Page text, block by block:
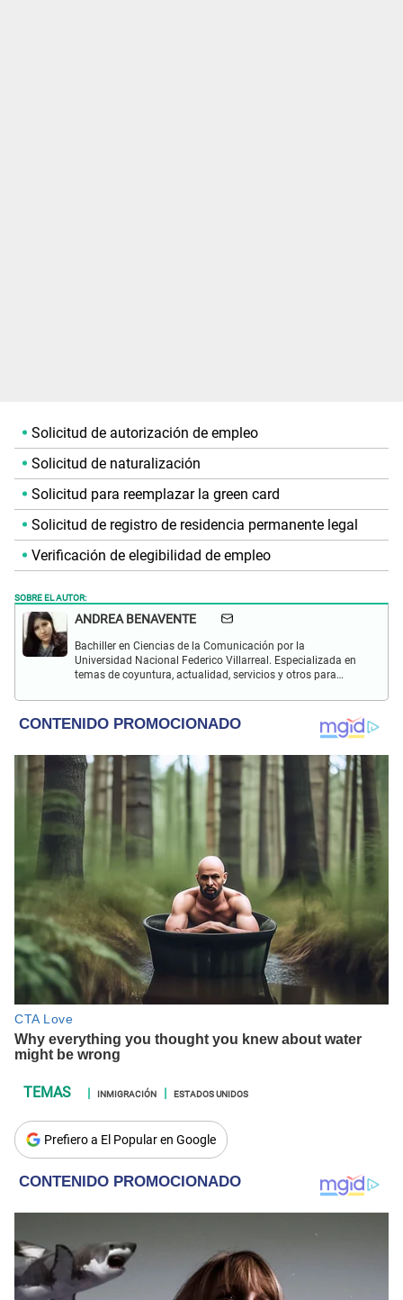
Solicitud de autorización de empleo
Solicitud de naturalización
Solicitud para reemplazar la green card
Solicitud de registro de residencia permanente legal
Verificación de elegibilidad de empleo
SOBRE EL AUTOR:
ANDREA BENAVENTE
Bachiller en Ciencias de la Comunicación por la
Universidad Nacional Federico Villarreal. Especializada en
temas de coyuntura, actualidad, servicios y otros para
INMIGRACIÓN ESTADOS UNIDOS
Prefiero a El Popular en Google